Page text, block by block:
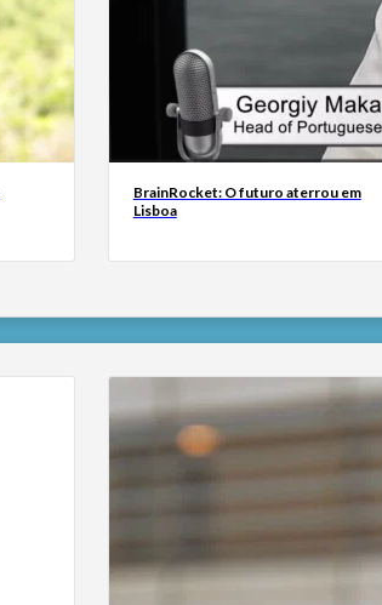
BrainRocket: O futuro aterrou em
Lisboa